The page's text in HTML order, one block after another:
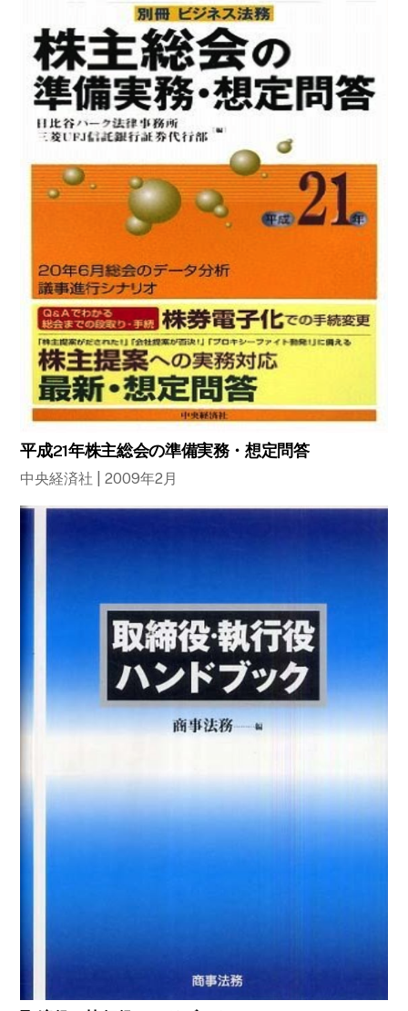
平成21年株主総会の準備実務・想定問答
中央経済社 | 2009年2月